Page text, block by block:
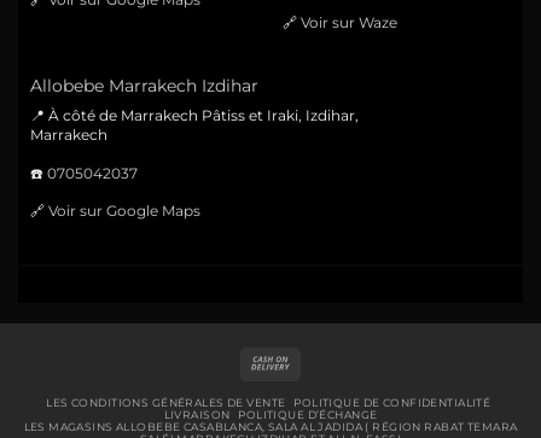
🔗 Voir sur Waze
Allobebe Marrakech Izdihar
📍 À côté de Marrakech Pâtiss et Iraki, Izdihar,
Marrakech
☎️ 0705042037
🔗 Voir sur Google Maps
Delivery
LES CONDITIONS GÉNÉRALES DE VENTE
POLITIQUE DE CONFIDENTIALITÉ
LIVRAISON
POLITIQUE D’ÉCHANGE
LES MAGASINS ALLOBEBE CASABLANCA, SALA AL JADIDA ( RÉGION RABAT TEMARA